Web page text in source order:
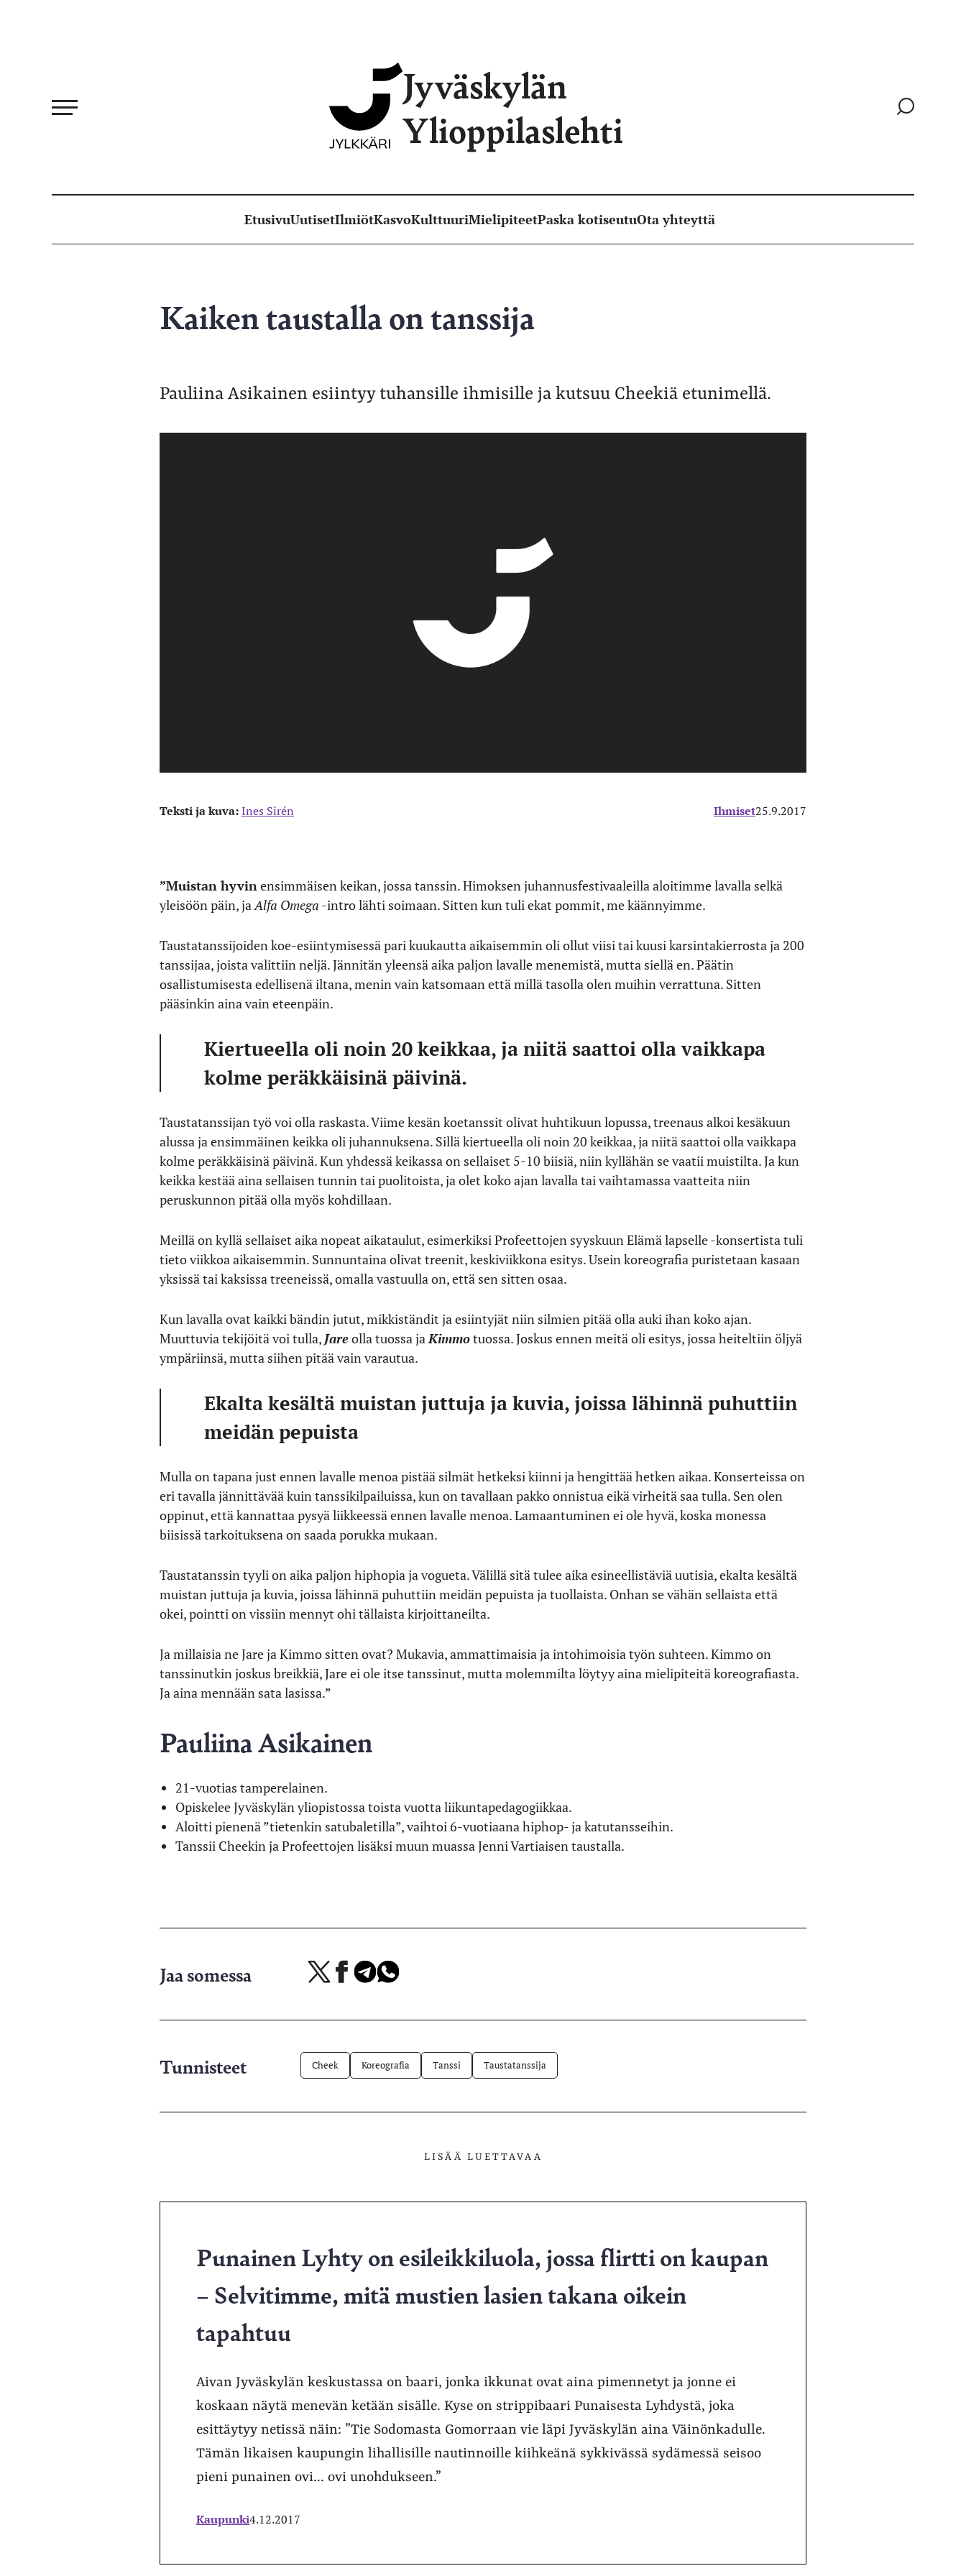
Jyväskylän
Ylioppilaslehti
Siirry
EtusivuUutisetIlmiötKasvoKulttuuriMielipiteetPaska kotiseutuOta yhteyttä
Kaiken taustalla on tanssija
Pauliina Asikainen esiintyy tuhansille ihmisille ja kutsuu Cheekiä etunimellä.
Teksti ja kuva: Ines Sirén Ihmiset25.9.2017
”Muistan hyvin ensimmäisen keikan, jossa tanssin. Himoksen juhannusfestivaaleilla aloitimme lavalla selkä
yleisöön päin, ja Alfa Omega -intro lähti soimaan. Sitten kun tuli ekat pommit, me käännyimme.
Taustatanssijoiden koe-esiintymisessä pari kuukautta aikaisemmin oli ollut viisi tai kuusi karsintakierrosta ja 200
tanssijaa, joista valittiin neljä. Jännitän yleensä aika paljon lavalle menemistä, mutta siellä en. Päätin
osallistumisesta edellisenä iltana, menin vain katsomaan että millä tasolla olen muihin verrattuna. Sitten
pääsinkin aina vain eteenpäin.
Kiertueella oli noin 20 keikkaa, ja niitä saattoi olla vaikkapa
kolme peräkkäisinä päivinä.
Taustatanssijan työ voi olla raskasta. Viime kesän koetanssit olivat huhtikuun lopussa, treenaus alkoi kesäkuun
alussa ja ensimmäinen keikka oli juhannuksena. Sillä kiertueella oli noin 20 keikkaa, ja niitä saattoi olla vaikkapa
kolme peräkkäisinä päivinä. Kun yhdessä keikassa on sellaiset 5-10 biisiä, niin kyllähän se vaatii muistilta. Ja kun
keikka kestää aina sellaisen tunnin tai puolitoista, ja olet koko ajan lavalla tai vaihtamassa vaatteita niin
peruskunnon pitää olla myös kohdillaan.
Meillä on kyllä sellaiset aika nopeat aikataulut, esimerkiksi Profeettojen syyskuun Elämä lapselle -konsertista tuli
tieto viikkoa aikaisemmin. Sunnuntaina olivat treenit, keskiviikkona esitys. Usein koreografia puristetaan kasaan
yksissä tai kaksissa treeneissä, omalla vastuulla on, että sen sitten osaa.
Kun lavalla ovat kaikki bändin jutut, mikkiständit ja esiintyjät niin silmien pitää olla auki ihan koko ajan.
Muuttuvia tekijöitä voi tulla, Jareolla tuossa ja Kimmotuossa. Joskus ennen meitä oli esitys, jossa heiteltiin öljyä
ympäriinsä, mutta siihen pitää vain varautua.
Ekalta kesältä muistan juttuja ja kuvia, joissa lähinnä puhuttiin
meidän pepuista
Mulla on tapana just ennen lavalle menoa pistää silmät hetkeksi kiinni ja hengittää hetken aikaa. Konserteissa on
eri tavalla jännittävää kuin tanssikilpailuissa, kun on tavallaan pakko onnistua eikä virheitä saa tulla. Sen olen
oppinut, että kannattaa pysyä liikkeessä ennen lavalle menoa. Lamaantuminen ei ole hyvä, koska monessa
biisissä tarkoituksena on saada porukka mukaan.
Taustatanssin tyyli on aika paljon hiphopia ja vogueta. Välillä sitä tulee aika esineellistäviä uutisia, ekalta kesältä
muistan juttuja ja kuvia, joissa lähinnä puhuttiin meidän pepuista ja tuollaista. Onhan se vähän sellaista että
okei, pointti on vissiin mennyt ohi tällaista kirjoittaneilta.
Ja millaisia ne Jare ja Kimmo sitten ovat? Mukavia, ammattimaisia ja intohimoisia työn suhteen. Kimmo on
tanssinutkin joskus breikkiä, Jare ei ole itse tanssinut, mutta molemmilta löytyy aina mielipiteitä koreografiasta.
Ja aina mennään sata lasissa.”
Pauliina Asikainen
21-vuotias tamperelainen.
Opiskelee Jyväskylän yliopistossa toista vuotta liikuntapedagogiikkaa.
Aloitti pienenä ”tietenkin satubaletilla”, vaihtoi 6-vuotiaana hiphop- ja katutansseihin.
Tanssii Cheekin ja Profeettojen lisäksi muun muassa Jenni Vartiaisen taustalla.
Jaa somessa
Jaa
palvelussa
Jaa Jaa Jaa
Tunnisteet Cheek Koreografia Tanssi Taustatanssija
LISÄÄ LUETTAVAA
Punainen Lyhty on esileikkiluola, jossa flirtti on kaupan
– Selvitimme, mitä mustien lasien takana oikein
tapahtuu
Aivan Jyväskylän keskustassa on baari, jonka ikkunat ovat aina pimennetyt ja jonne ei
koskaan näytä menevän ketään sisälle. Kyse on strippibaari Punaisesta Lyhdystä, joka
esittäytyy netissä näin: ”Tie Sodomasta Gomorraan vie läpi Jyväskylän aina Väinönkadulle.
Tämän likaisen kaupungin lihallisille nautinnoille kiihkeänä sykkivässä sydämessä seisoo
pieni punainen ovi... ovi unohdukseen.”
Kaupunki4.12.2017